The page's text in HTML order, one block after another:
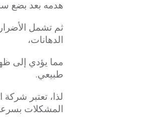
هدمه بعد بضع
ثم تشمل
الدهانات،
مما يؤدي إلى
طبيعي.
لذا، تعتبر
المشكلات